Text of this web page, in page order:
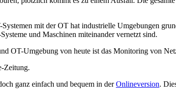
mit der OT hat industrielle Umgebungen
und Maschinen miteinander vernetzt sind.
OT-Umgebung von heute ist das Monitoring von
Zeitung.
ganz einfach und bequem in derOnlineversion.